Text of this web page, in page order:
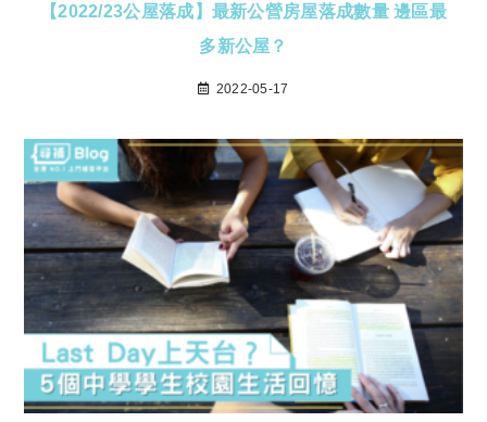
【2022/23公屋落成】最新公營房屋落成數量 邊區最
多新公屋？
2022-05-17